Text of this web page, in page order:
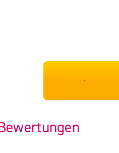
***************